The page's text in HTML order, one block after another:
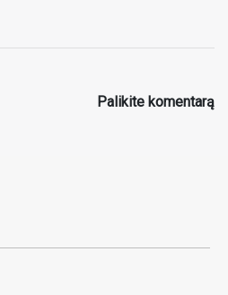
Palikite komentarą